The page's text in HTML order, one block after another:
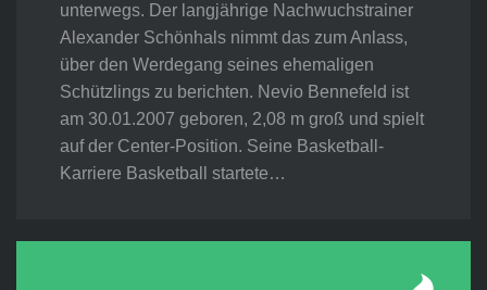
unterwegs. Der langjährige Nachwuchstrainer
Alexander Schönhals nimmt das zum Anlass,
über den Werdegang seines ehemaligen
Schützlings zu berichten. Nevio Bennefeld ist
am 30.01.2007 geboren, 2,08 m groß und spielt
auf der Center-Position. Seine Basketball-
Karriere Basketball startete…